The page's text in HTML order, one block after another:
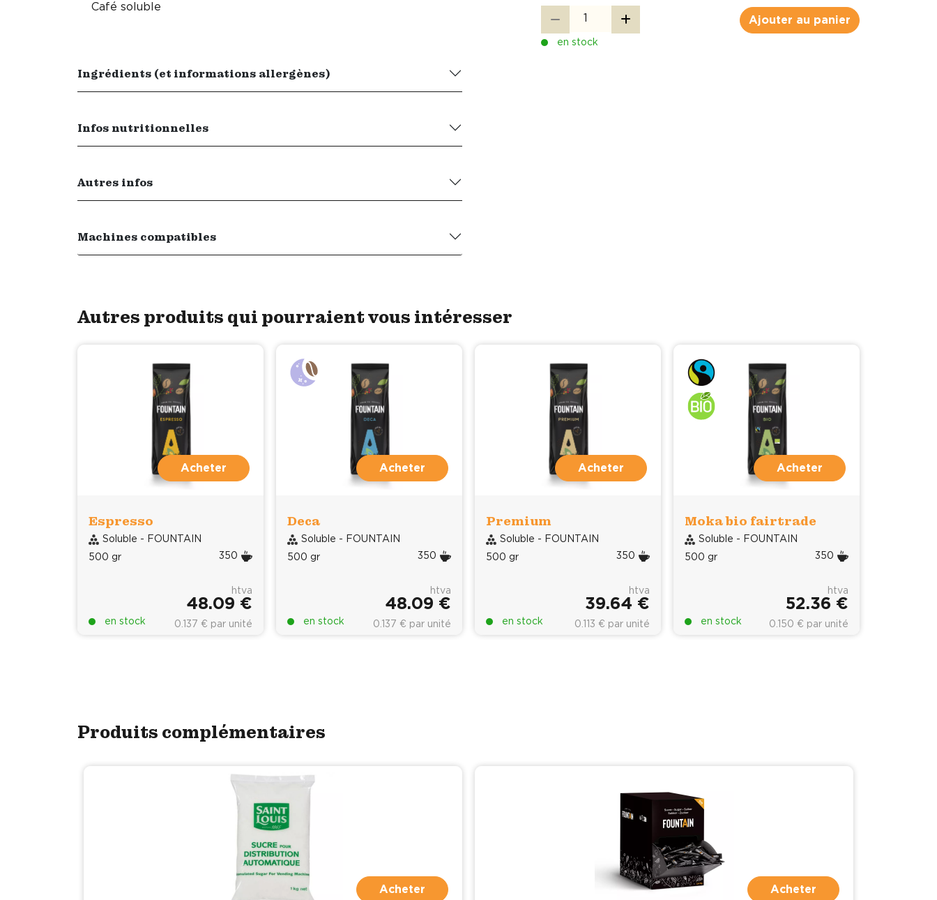
Café soluble
Ingrédients (et informations allergènes)
Infos nutritionnelles
Autres infos
Machines compatibles
Ajouter au panier
en stock
Autres produits qui pourraient vous intéresser
Acheter
Espresso
Soluble - FOUNTAIN
500 gr
350
en stock
htva
48.09 €
0.137 € par unité
Acheter
Deca
Soluble - FOUNTAIN
500 gr
350
en stock
htva
48.09 €
0.137 € par unité
Acheter
Premium
Soluble - FOUNTAIN
500 gr
350
en stock
htva
39.64 €
0.113 € par unité
Acheter
Moka bio fairtrade
Soluble - FOUNTAIN
500 gr
350
en stock
htva
52.36 €
0.150 € par unité
Produits complémentaires
Acheter Acheter